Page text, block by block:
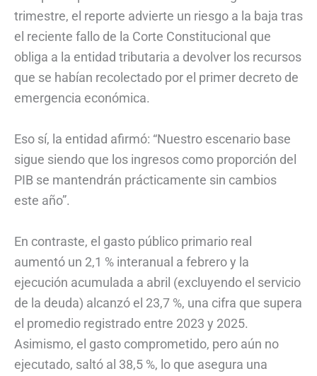
trimestre, el reporte advierte un riesgo a la baja tras
el reciente fallo de la Corte Constitucional que
obliga a la entidad tributaria a devolver los recursos
que se habían recolectado por el primer decreto de
emergencia económica.
Eso sí, la entidad afirmó: “Nuestro escenario base
sigue siendo que los ingresos como proporción del
PIB se mantendrán prácticamente sin cambios
este año”.
En contraste, el gasto público primario real
aumentó un 2,1 % interanual a febrero y la
ejecución acumulada a abril (excluyendo el servicio
de la deuda) alcanzó el 23,7 %, una cifra que supera
el promedio registrado entre 2023 y 2025.
Asimismo, el gasto comprometido, pero aún no
ejecutado, saltó al 38,5 %, lo que asegura una